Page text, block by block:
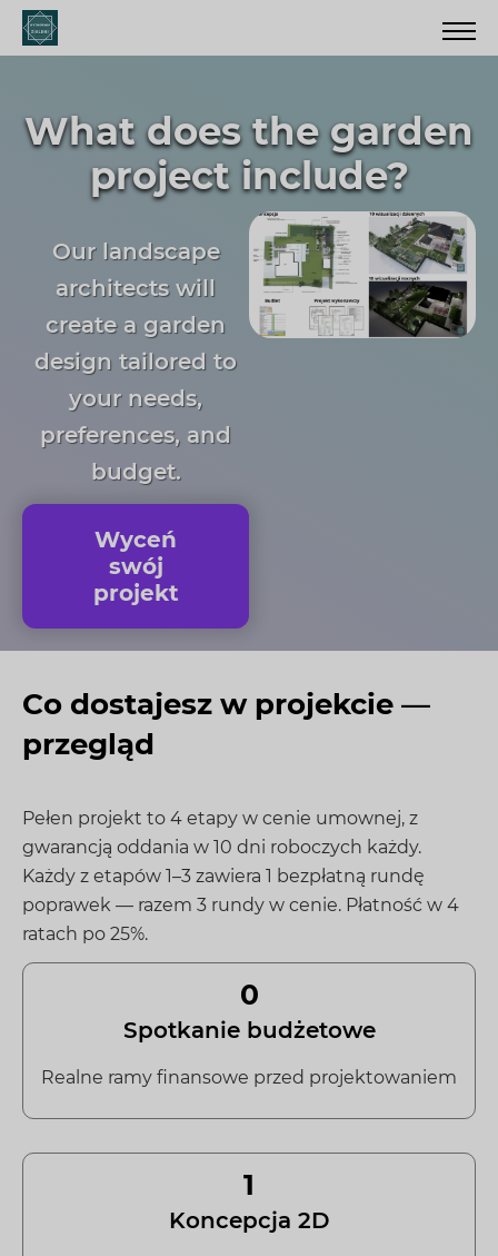
What does the garden
project include?
Our landscape
architects will
create a garden
design tailored to
your needs,
preferences, and
budget.
Wyceń
swój
projekt
Co dostajesz w projekcie —
przegląd
Pełen projekt to 4 etapy w cenie umownej, z
gwarancją oddania w 10 dni roboczych każdy.
Każdy z etapów 1–3 zawiera 1 bezpłatną rundę
poprawek — razem 3 rundy w cenie. Płatność w 4
ratach po 25%.
0
Spotkanie budżetowe
Realne ramy finansowe przed projektowaniem
1
Koncepcja 2D